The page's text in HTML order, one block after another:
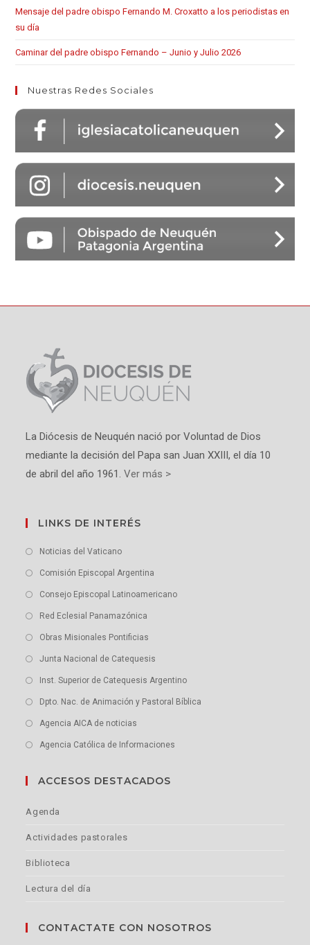
Mensaje del padre obispo Fernando M. Croxatto a los periodistas en
su día
Caminar del padre obispo Fernando – Junio y Julio 2026
Nuestras Redes Sociales
La Diócesis de Neuquén nació por Voluntad de Dios
mediante la decisión del Papa san Juan XXIII, el día 10
de abril del año 1961. Ver más >
LINKS DE INTERÉS
Noticias del Vaticano
Comisión Episcopal Argentina
Consejo Episcopal Latinoamericano
Red Eclesial Panamazónica
Obras Misionales Pontificias
Junta Nacional de Catequesis
Inst. Superior de Catequesis Argentino
Dpto. Nac. de Animación y Pastoral Bíblica
Agencia AICA de noticias
Agencia Católica de Informaciones
ACCESOS DESTACADOS
Agenda
Actividades pastorales
Biblioteca
Lectura del día
CONTACTATE CON NOSOTROS